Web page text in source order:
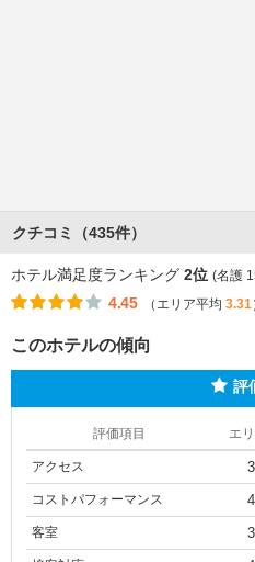
クチコミ（435件）
ホテル満足度ランキング 2位 (名護
4.45 （エリア平均 3.31
このホテルの傾向
評
評価項目 エ
アクセス
コストパフォーマンス
客室